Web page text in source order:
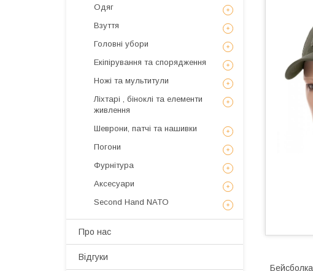
Одяг
Взуття
Головні убори
Екіпірування та спорядження
Ножі та мультитули
Ліхтарі , біноклі та елементи
живлення
Шеврони, патчі та нашивки
Погони
Фурнітура
Аксесуари
Second Hand NATO
Про нас
Відгуки